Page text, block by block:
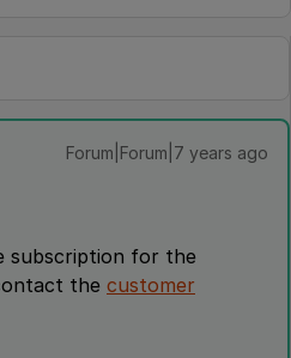
Forum|Forum|7 years ago
subscription for the
the customer